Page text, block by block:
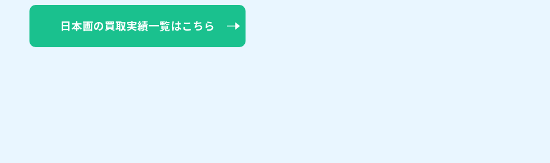
日本画の買取実績一覧はこちら